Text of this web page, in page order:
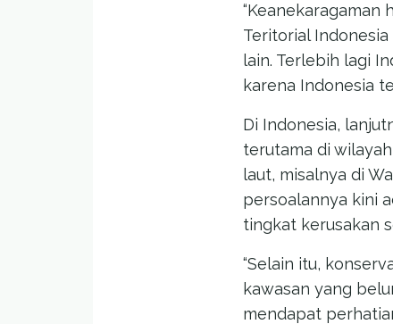
Teritorial
lain. Terlebih lagi
karena Indonesia
Di Indonesia,
terutama di
laut, misalnya di
persoalannya kini
tingkat kerusakan
“Selain itu,
kawasan yang
mendapat